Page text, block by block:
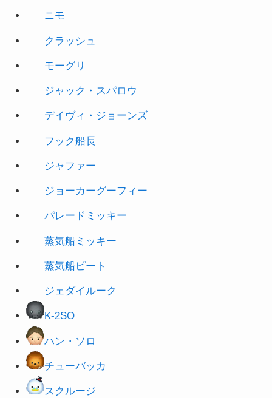
ニモ
クラッシュ
モーグリ
ジャック・スパロウ
デイヴィ・ジョーンズ
フック船長
ジャファー
ジョーカーグーフィー
パレードミッキー
蒸気船ミッキー
蒸気船ピート
ジェダイルーク
K-2SO
ハン・ソロ
チューバッカ
スクルージ